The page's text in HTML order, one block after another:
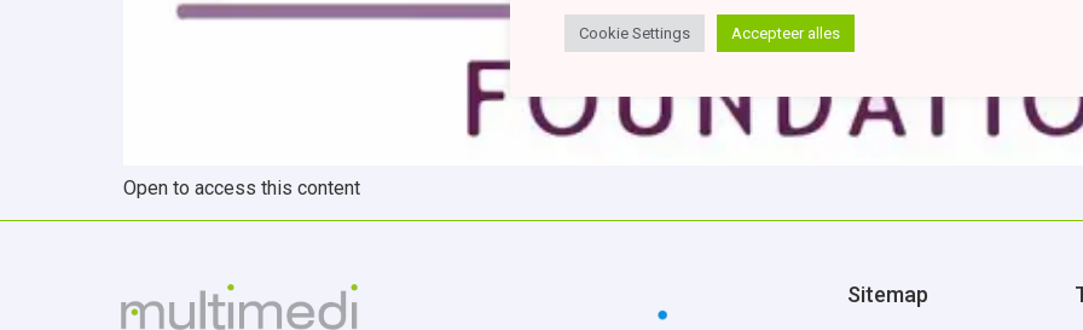
Open to access this content
Sitemap
Cookie Settings Accepteer alles